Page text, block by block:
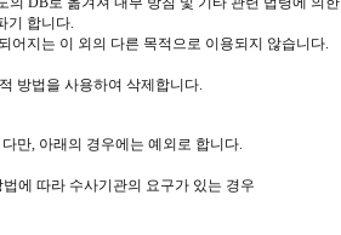
기 합니다.
어지는 이 외의 다른 목적으로 이용되지 않습니다.
방법을 사용하여 삭제합니다.
만, 아래의 경우에는 예외로 합니다.
에 따라 수사기관의 요구가 있는 경우